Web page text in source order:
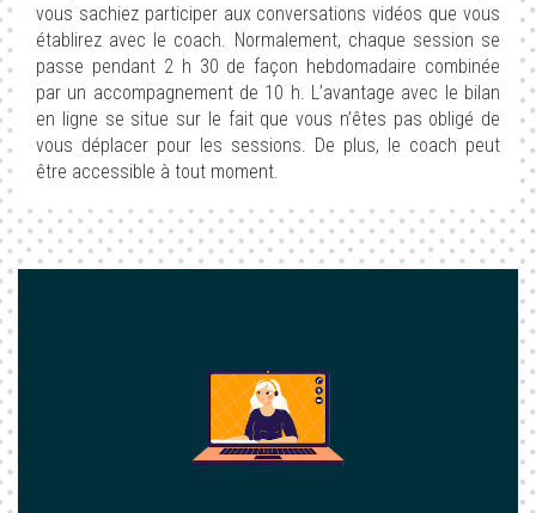
vous sachiez participer aux conversations vidéos que vous
établirez avec le coach. Normalement, chaque session se
passe pendant 2 h 30 de façon hebdomadaire combinée
par un accompagnement de 10 h. L’avantage avec le bilan
en ligne se situe sur le fait que vous n’êtes pas obligé de
vous déplacer pour les sessions. De plus, le coach peut
être accessible à tout moment.